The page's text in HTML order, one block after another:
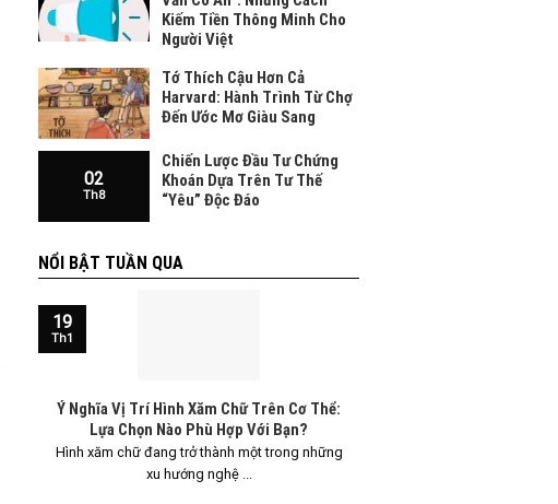
Kiếm Tiền Thông Minh Cho
Người Việt
Tớ Thích Cậu Hơn Cả
Harvard: Hành Trình Từ Chợ
Đến Ước Mơ Giàu Sang
02
Th8
Chiến Lược Đầu Tư Chứng
Khoán Dựa Trên Tư Thế
“Yêu” Độc Đáo
NỔI BẬT TUẦN QUA
Ý Nghĩa Vị Trí Hình Xăm Chữ Trên Cơ Thể:
Lựa Chọn Nào Phù Hợp Với Bạn?
Hình xăm chữ đang trở thành một trong những
xu hướng nghệ ...
19
Th1